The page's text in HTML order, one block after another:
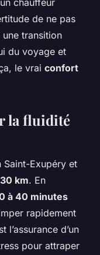
de ne pas
transition
du voyage et
le vrai confort
la fluidité
Saint-Exupéry et
km. En
à 40 minutes
rapidement
l’assurance d’un
pour attraper